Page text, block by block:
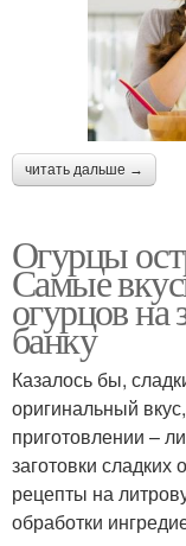
читать дальше →
Огурцы
Самые
огурцов
банку
Казалось бы,
оригинальный
приготовлении –
заготовки сладких
рецепты на
обработки